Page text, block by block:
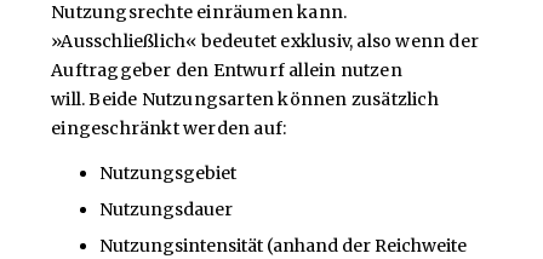
Nutzungsrechte einräumen kann.
»Ausschließlich« bedeutet exklusiv, also wenn der
Auftraggeber den Entwurf allein nutzen
will. Beide Nutzungsarten können zusätzlich
eingeschränkt werden auf:
Nutzungsgebiet
Nutzungsdauer
Nutzungsintensität (anhand der Reichweite